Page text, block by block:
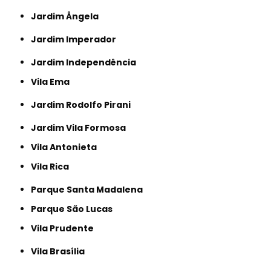
Jardim Ângela
Jardim Imperador
Jardim Independência
Vila Ema
Jardim Rodolfo Pirani
Jardim Vila Formosa
Vila Antonieta
Vila Rica
Parque Santa Madalena
Parque São Lucas
Vila Prudente
Vila Brasília